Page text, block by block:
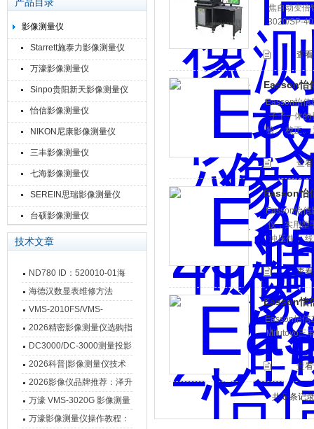
产品目录
影像测量仪
Starrett施泰力影像测量仪
万濠影像测量仪
Sinpo贵阳新天影像测量仪
怡信影像测量仪
NIKON尼康影像测量仪
三丰影像测量仪
七海影像测量仪
SEREIN思瑞影像测量仪
台硕影像测量仪
技术文章
ND780 ID：520010-01海
德汉数显表故障维修内容
海德汉数显表维修方法
VMS-2010FS/VMS-
3020FS/VMS-4030FS手动
影像测量仪技术参数
2026精密影像测量仪选购指
南 靠谱品牌一站式选型推荐
DC3000/DC-3000测量投影
仪万濠数据处理器数显表故
障维修方法
2026科普|影像测量仪技术
原理、分类及选型应用
2026影像仪品牌推荐：泽升
影像测量仪选型指南
万濠 VMS-3020G 影像测量
仪技术规格与应用解析
万濠影像测量仪操作教程：
焦自动变倍
3020/SP-
查
Easson怡
Easson怡信
子于一体的
验、 校正、
查
Easson怡
Easson怡
仪，实用型
冲压件，
查
Easson怡
Easson怡信
Mitutoyo三
查
共 5 条记